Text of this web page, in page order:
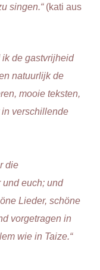
singen.“(kati aus
ik de gastvrijheid
natuurlijk de
mooie teksten,
verschillende
die
und euch; und
Lieder, schöne
vorgetragen in
wie in Taize.“